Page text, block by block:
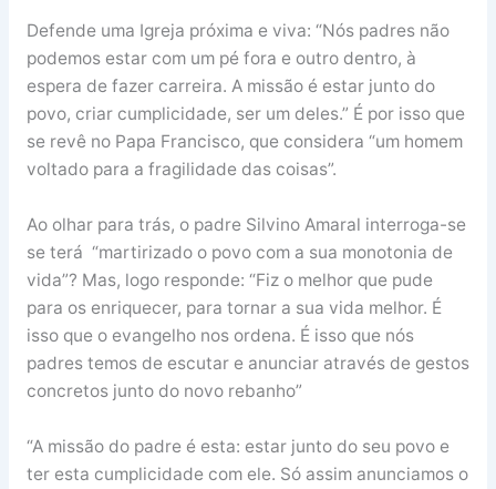
Defende uma Igreja próxima e viva: “Nós padres não
podemos estar com um pé fora e outro dentro, à
espera de fazer carreira. A missão é estar junto do
povo, criar cumplicidade, ser um deles.” É por isso que
se revê no Papa Francisco, que considera “um homem
voltado para a fragilidade das coisas”.
Ao olhar para trás, o padre Silvino Amaral interroga-se
se terá “martirizado o povo com a sua monotonia de
vida”? Mas, logo responde: “Fiz o melhor que pude
para os enriquecer, para tornar a sua vida melhor. É
isso que o evangelho nos ordena. É isso que nós
padres temos de escutar e anunciar através de gestos
concretos junto do novo rebanho”
“A missão do padre é esta: estar junto do seu povo e
ter esta cumplicidade com ele. Só assim anunciamos o